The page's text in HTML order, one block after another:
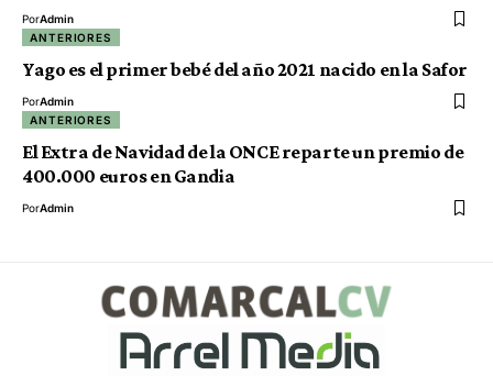
PorAdmin
ANTERIORES
Yago es el primer bebé del año 2021 nacido en la Safor
PorAdmin
ANTERIORES
El Extra de Navidad de la ONCE reparte un premio de
400.000 euros en Gandia
PorAdmin